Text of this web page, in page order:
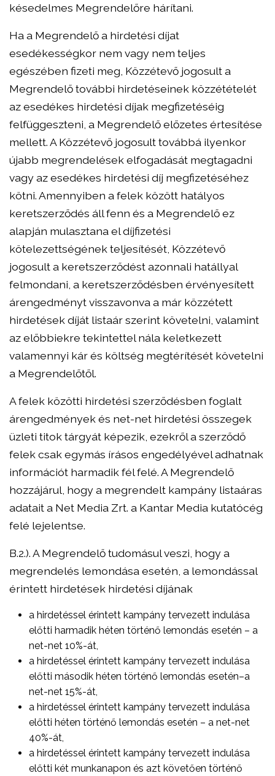
késedelmes Megrendelőre hárítani.
Ha a Megrendelő a hirdetési díjat
esedékességkor nem vagy nem teljes
egészében fizeti meg, Közzétevő jogosult a
Megrendelő további hirdetéseinek közzétételét
az esedékes hirdetési díjak megfizetéséig
felfüggeszteni, a Megrendelő előzetes értesítése
mellett. A Közzétevő jogosult továbbá ilyenkor
újabb megrendelések elfogadását megtagadni
vagy az esedékes hirdetési díj megfizetéséhez
kötni. Amennyiben a felek között hatályos
keretszerződés áll fenn és a Megrendelő ez
alapján mulasztana el díjfizetési
kötelezettségének teljesítését, Közzétevő
jogosult a keretszerződést azonnali hatállyal
felmondani, a keretszerződésben érvényesített
árengedményt visszavonva a már közzétett
hirdetések díját listaár szerint követelni, valamint
az előbbiekre tekintettel nála keletkezett
valamennyi kár és költség megtérítését követelni
a Megrendelőtől.
A felek közötti hirdetési szerződésben foglalt
árengedmények és net-net hirdetési összegek
üzleti titok tárgyát képezik, ezekről a szerződő
felek csak egymás írásos engedélyével adhatnak
információt harmadik fél felé. A Megrendelő
hozzájárul, hogy a megrendelt kampány listaáras
adatait a Net Media Zrt. a Kantar Media kutatócég
felé lejelentse.
B.2.). A Megrendelő tudomásul veszi, hogy a
megrendelés lemondása esetén, a lemondással
érintett hirdetések hirdetési díjának
a hirdetéssel érintett kampány tervezett indulása
előtti harmadik héten történő lemondás esetén – a
net-net 10%-át,
a hirdetéssel érintett kampány tervezett indulása
előtti második héten történő lemondás esetén–a
net-net 15%-át,
a hirdetéssel érintett kampány tervezett indulása
előtti héten történő lemondás esetén – a net-net
40%-át,
a hirdetéssel érintett kampány tervezett indulása
előtti két munkanapon és azt követően történő